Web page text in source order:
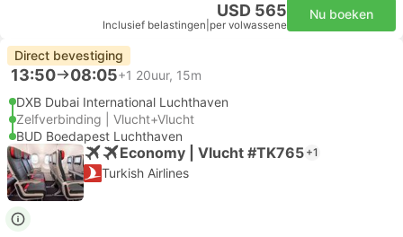
USD 565
Inclusief belastingen per volwassene
Nu boeken
Direct bevestiging
13:50 08:05+1 20uur, 15m
DXB Dubai International Luchthaven
Zelfverbinding | Vlucht+Vlucht
BUD Boedapest Luchthaven
Economy | Vlucht #TK765 +1
Turkish Airlines